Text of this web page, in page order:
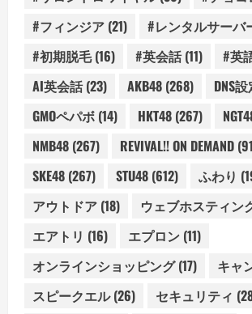
#フィンジア (21) #レンタルサーバ
#初期脱毛(16) #英会話(11) #英
AI英会話(23) AKB48 (268) DNS
GMOペパボ (14) HKT48 (267)
NMB48 (267) REVIVAL!! ON DEMAND
SKE48 (267) STU48 (612) ふわり
アウトドア (18) ウェブホスティン
エアトリ (16) エプロン (11)
オンラインショッピング(17) キャ
スピークエル(26) セキュリティ